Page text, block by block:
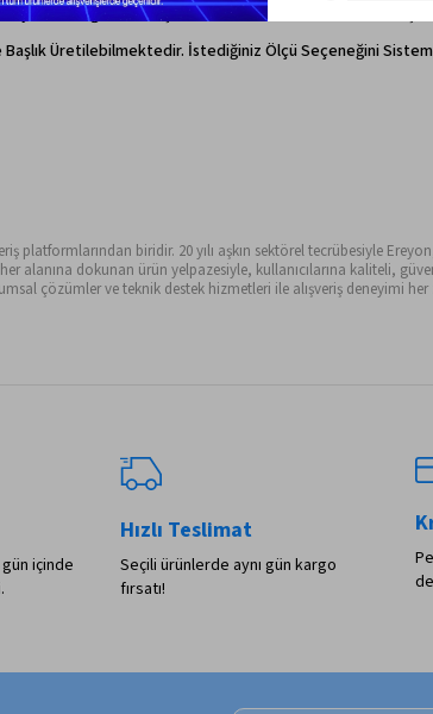
Satıldığını Anlamış Olacaksınız. Kaliteli Ve Güvenli
Başlık Üretilebilmektedir. İstediğiniz Ölçü Seçeneğini
platformlarından biridir. 20 yılı aşkın sektörel tecrübesiyle
dokunan ürün yelpazesiyle, kullanıcılarına kaliteli,
çözümler ve teknik destek hizmetleri ile alışveriş deneyimi
içinde
Hızlı Teslimat
Seçili ürünlerde aynı gün kargo
fırsatı!